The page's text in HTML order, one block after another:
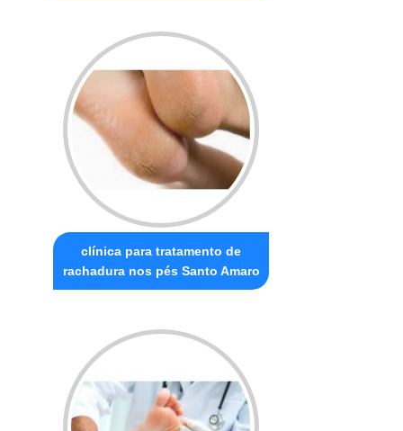
clínica para tratamento de
rachadura nos pés Santo Amaro